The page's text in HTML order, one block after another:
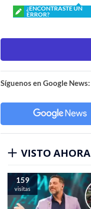
¿ENCONTRASTE UN
ERROR?
Síguenos en Google News:
VISTO AHORA
159
visitas